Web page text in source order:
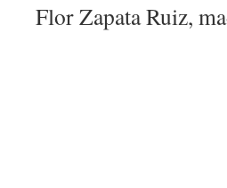
Flor Zapata Ruiz,